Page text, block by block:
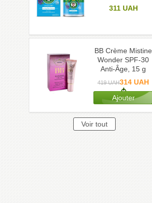
311 UAH
BB Crème Mistine
Wonder SPF-30
Anti-Âge, 15 g
419UAH314UAH